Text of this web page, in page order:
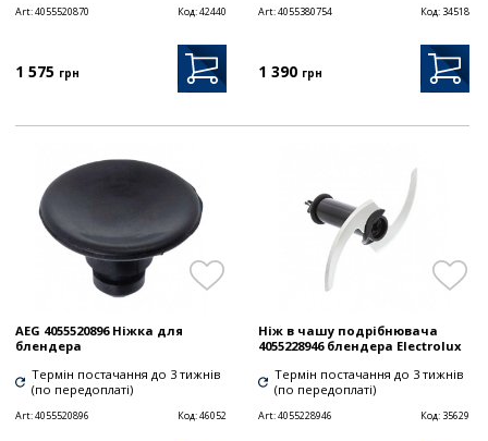
Art:4055520870 Код:42440
1 575 грн
Art:4055380754 Код: 34518
1 390 грн
AEG 4055520896 Ніжка для
блендера
Термін постачання до 3 тижнів
(по передоплаті)
Art:4055520896 Код:46052
Ніж в чашу подрібнювача
4055228946 блендера Electrolux
Термін постачання до 3 тижнів
(по передоплаті)
Art:4055228946 Код: 35629